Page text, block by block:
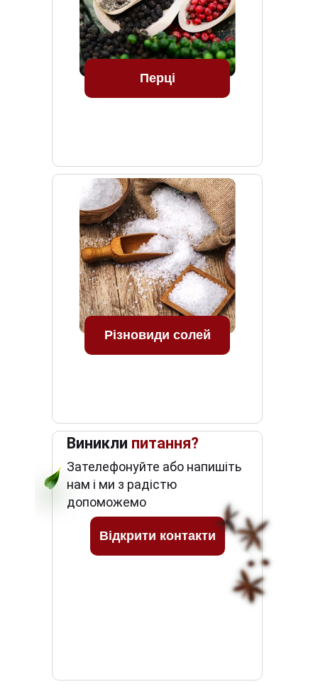
Перці
Різновиди солей
Виникли питання?
Зателефонуйте або напишіть
нам і ми з радістю
допоможемо
Відкрити контакти